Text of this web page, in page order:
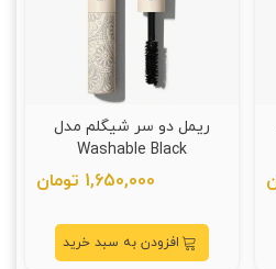
ریمل دو سر شیگلم مدل
Washable Black
1,650,000 تومان
افزودن به سبد خرید